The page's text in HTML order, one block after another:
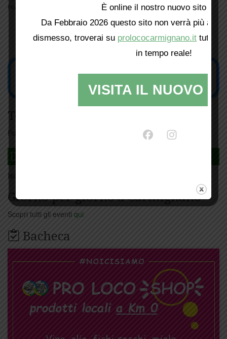
Tesseramento
Puoi tesserarti online
DAGLI L'ANDA
Iscriviti
Giorno per giorno a Carmignano
Scopri tutti gli eventi qui
Bacheca
È online il nostro nuovo sito web!
Da Febbraio 2026 questo sito non verrà più
dismesso, troverai su prolococarmignano.it tutti i
in tempo reale!
VISITA IL NUOVO